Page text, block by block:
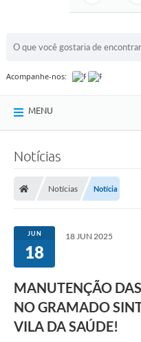
Acompanhe-nos:
MENU
Notícias
Notícias Notícia
JUN
18
18 JUN 2025
MANUTENÇÃO
NO GRAMADO
VILA DA SAÚDE!